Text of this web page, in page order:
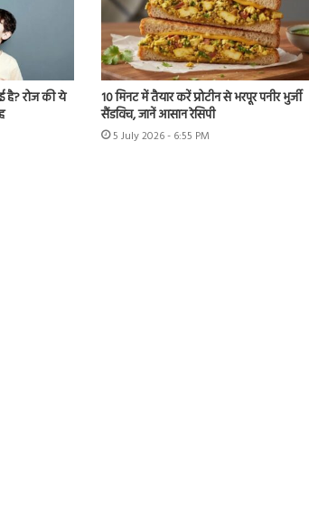
रोज की ये
10 मिनट में तैयार करें प्रोटीन से भरपूर पनीर भुर्जी
सैंडविच, जानें आसान रेसिपी
5 July 2026 - 6:55 PM